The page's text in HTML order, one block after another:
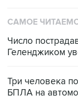
САМОЕ
Число
Геленджиком
Три человека
БПЛА на